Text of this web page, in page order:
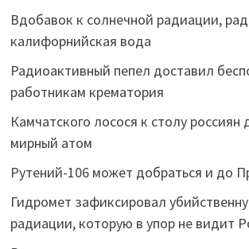
Вдобавок к солнечной радиации,
калифорнийская вода
Радиоактивный пепел доставил
работникам крематория
Камчатского лосося к столу россиян
мирный атом
Рутений-106 может добраться и до
Гидромет зафиксировал
радиации, которую в упор не видит